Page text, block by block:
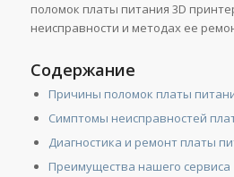
поломок платы питания 3D
неисправности и методах ее
Содержание
Причины поломок платы
Симптомы неисправностей
Диагностика и ремонт платы
Преимущества нашего сервиса